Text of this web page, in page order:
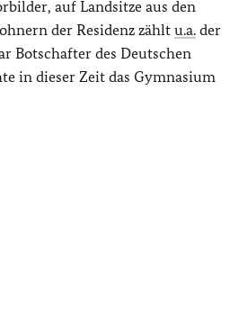
auf Landsitze aus den
der Residenz zähltu.a. der
Botschafter des Deutschen
in dieser Zeit das Gymnasium